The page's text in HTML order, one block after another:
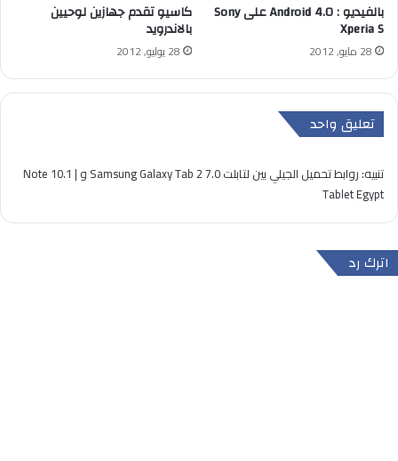
بالفيديو : Android 4.0 على Sony
Xperia S
28 مايو, 2012
كاسيو تقدم جهازين لوحيين
بالاندرويد
28 يوليو, 2012
تعليق واحد
تنبيه:
روابط تحميل الجيلي بين لتابلت Samsung Galaxy Tab 2 7.0 و Note 10.1 |
Tablet Egypt
اترك رد